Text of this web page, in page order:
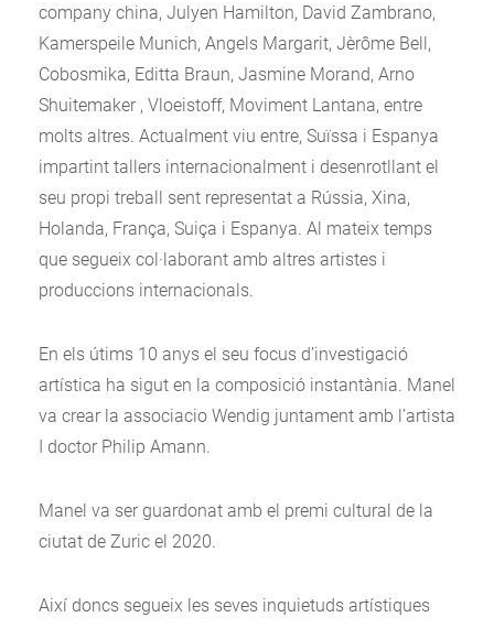
company china, Julyen Hamilton, David Zambrano,
Kamerspeile Munich, Angels Margarit, Jèrôme Bell,
Cobosmika, Editta Braun, Jasmine Morand, Arno
Shuitemaker , Vloeistoff, Moviment Lantana, entre
molts altres. Actualment viu entre, Suïssa i Espanya
impartint tallers internacionalment i desenrotllant el
seu propi treball sent representat a Rússia, Xina,
Holanda, França, Suiça i Espanya. Al mateix temps
que segueix col·laborant amb altres artistes i
produccions internacionals.
En els útims 10 anys el seu focus d’investigació
artística ha sigut en la composició instantània. Manel
va crear la associacio Wendig juntament amb l’artista
I doctor Philip Amann.
Manel va ser guardonat amb el premi cultural de la
ciutat de Zuric el 2020.
Així doncs segueix les seves inquietuds artístiques